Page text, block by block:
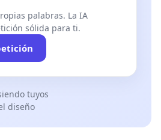
palabras. La IA
sólida para ti.
tuyos
diseño